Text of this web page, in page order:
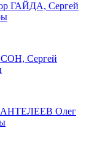
ГАЙДА, Сергей
Сергей
ПАНТЕЛЕЕВ Олег